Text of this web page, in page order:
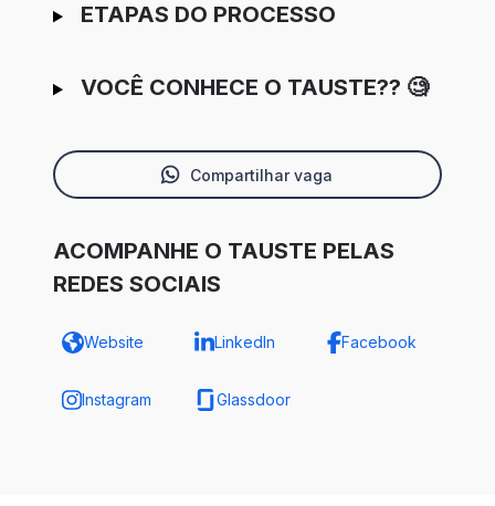
ETAPAS DO PROCESSO
VOCÊ CONHECE O TAUSTE?? 🧐
Compartilhar vaga
ACOMPANHE O TAUSTE PELAS
REDES SOCIAIS
Website LinkedIn Facebook
Instagram Glassdoor